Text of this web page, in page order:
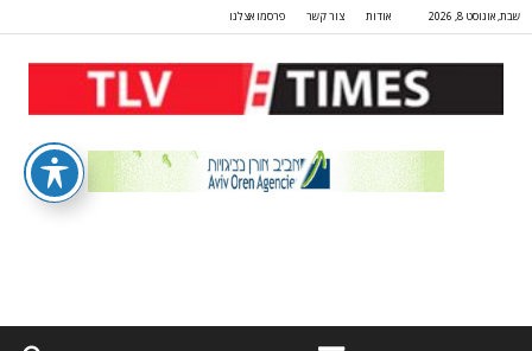
שבת, אוגוסט 8, 2026 אודות צור קשר פרסמו אצלנו